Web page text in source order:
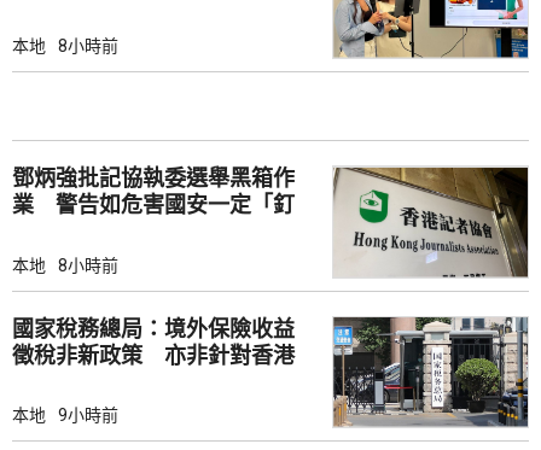
本地 8小時前
鄧炳強批記協執委選舉黑箱作
業 警告如危害國安一定「釘
本地 8小時前
國家稅務總局：境外保險收益
徵稅非新政策 亦非針對香港
本地 9小時前